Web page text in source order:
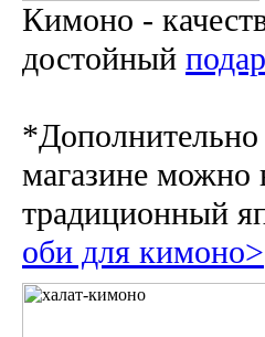
Кимоно -
достойный
магазине можно
традиционный
оби для кимоно>